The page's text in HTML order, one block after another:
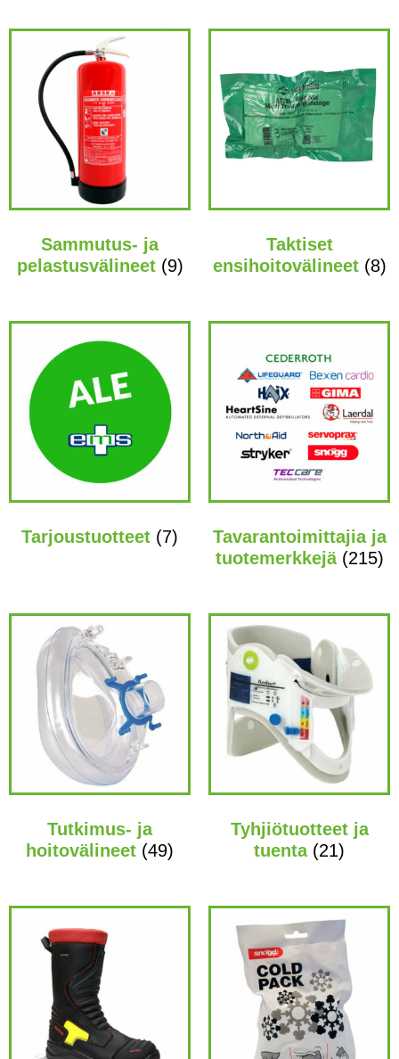
Sammutus- ja
pelastusvälineet (9)
Taktiset
ensihoitovälineet (8)
Tarjoustuotteet (7)
Tavarantoimittajia ja
tuotemerkkejä (215)
Tutkimus- ja
hoitovälineet (49)
Tyhjiötuotteet ja
tuenta (21)